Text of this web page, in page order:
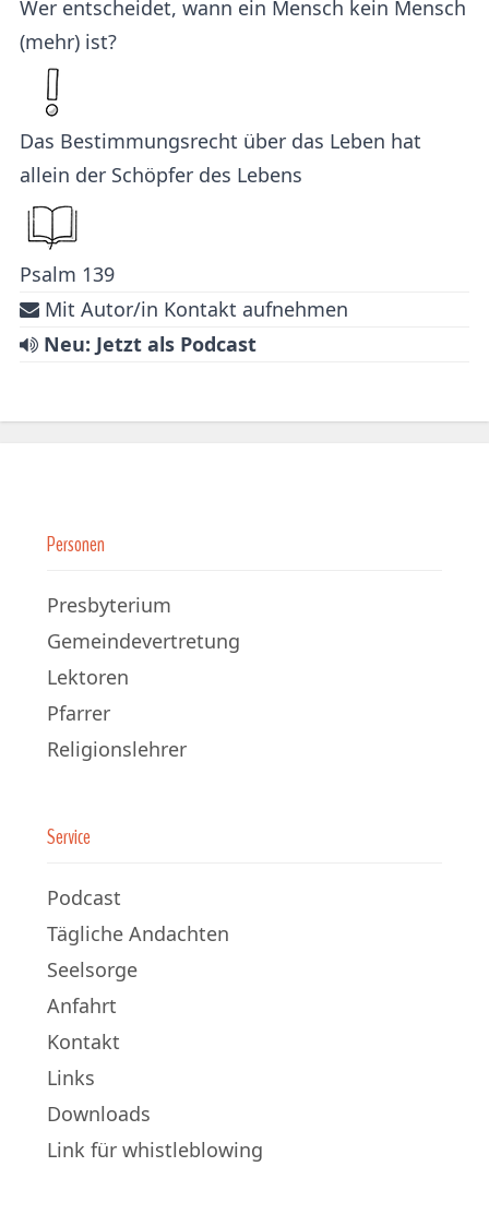
Wer entscheidet, wann ein Mensch kein Mensch
(mehr) ist?
Das Bestimmungsrecht über das Leben hat
allein der Schöpfer des Lebens
Psalm 139
Mit Autor/in Kontakt aufnehmen
Neu: Jetzt als Podcast
Personen
Presbyterium
Gemeindevertretung
Lektoren
Pfarrer
Religionslehrer
Service
Podcast
Tägliche Andachten
Seelsorge
Anfahrt
Kontakt
Links
Downloads
Link für whistleblowing